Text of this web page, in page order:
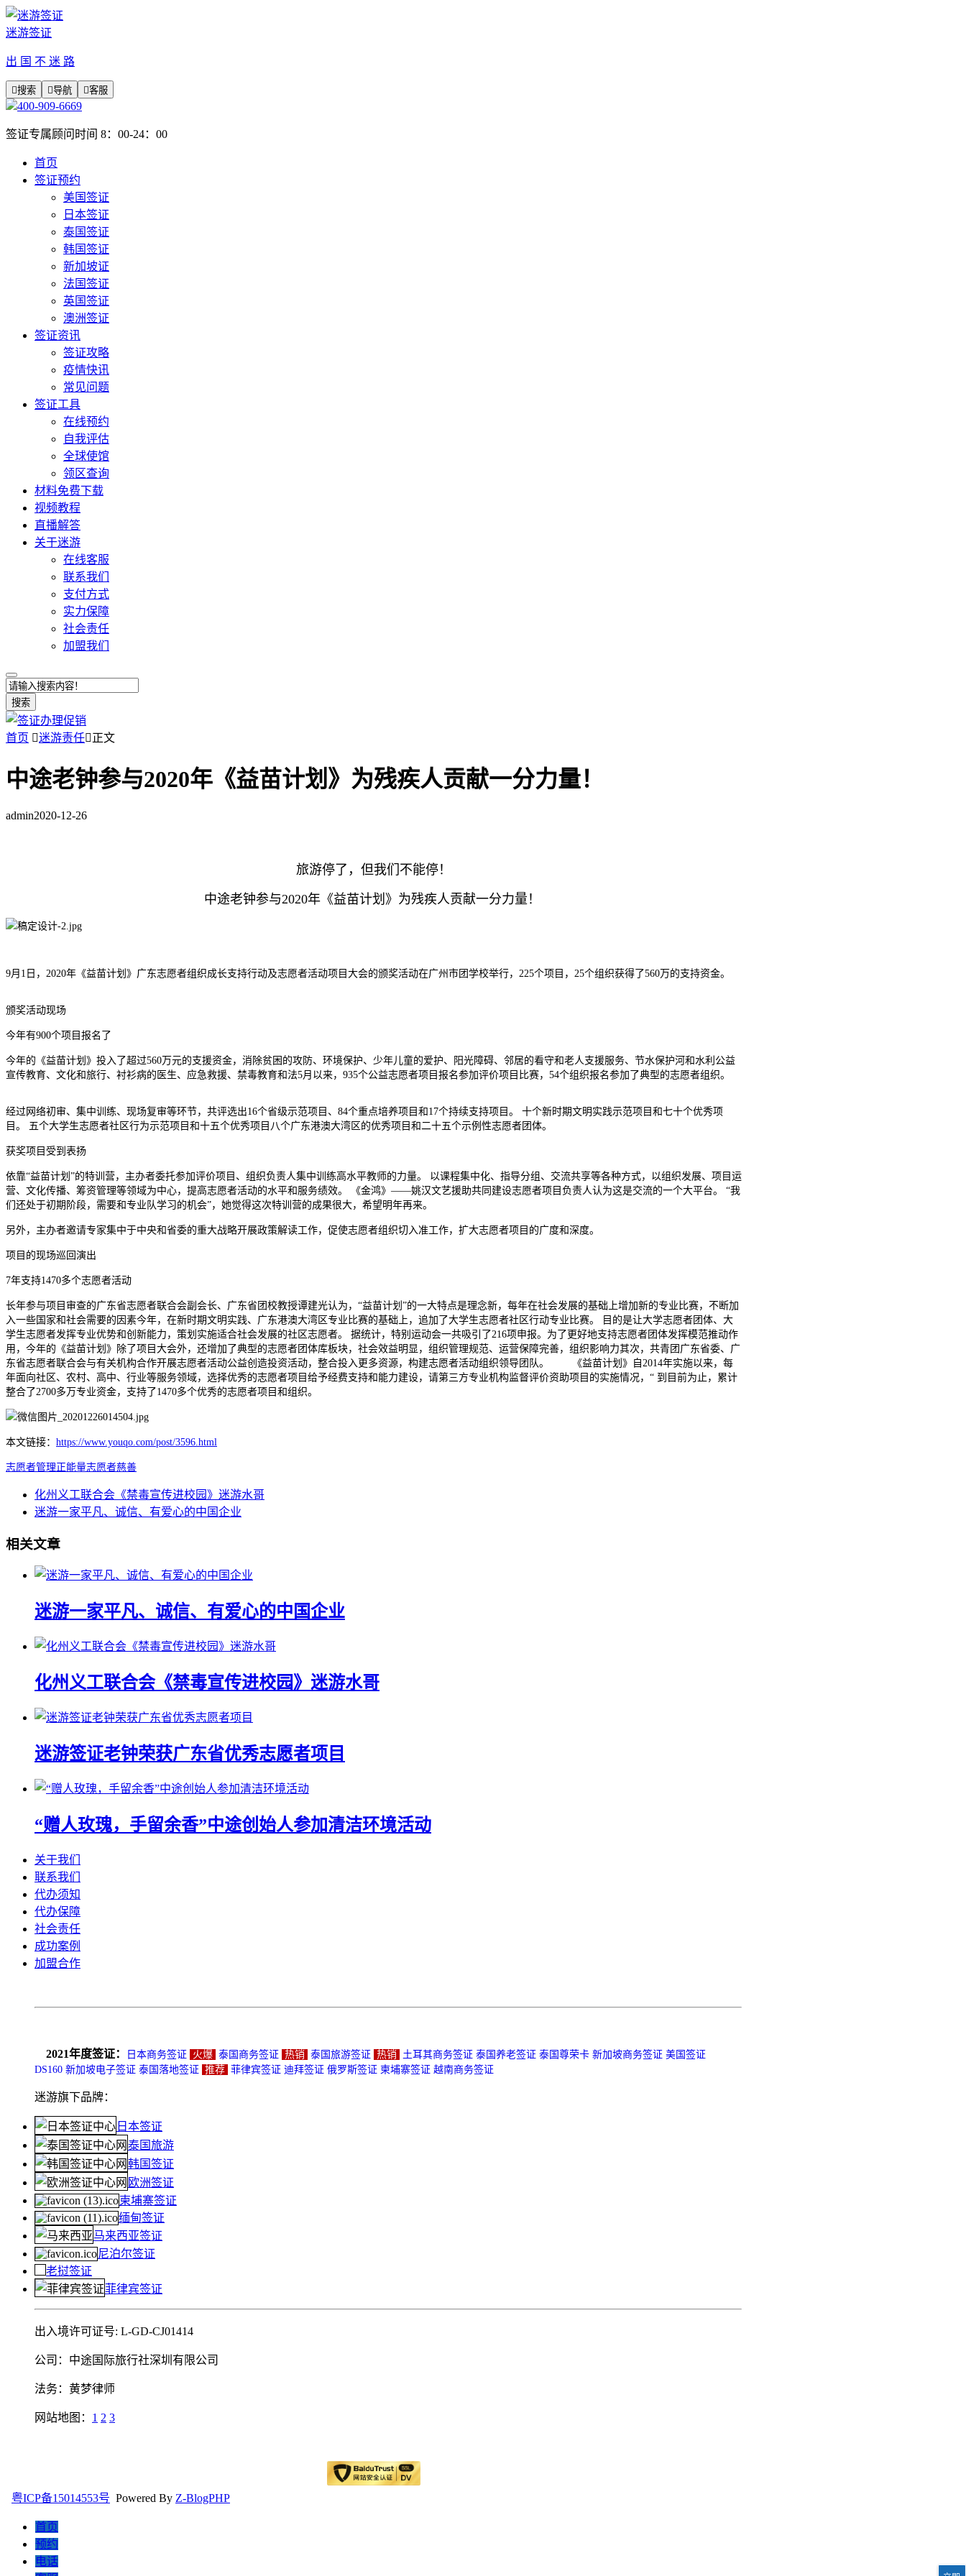
迷游签证
出 国 不 迷 路
搜索 导航 客服
400-909-6669
签证专属顾问时间 8：00-24：00
首页
签证预约
美国签证
日本签证
泰国签证
韩国签证
新加坡证
法国签证
英国签证
澳洲签证
签证资讯
签证攻略
疫情快讯
常见问题
签证工具
在线预约
自我评估
全球使馆
领区查询
材料免费下载
视频教程
直播解答
关于迷游
在线客服
联系我们
支付方式
实力保障
社会责任
加盟我们
搜索
首页 迷游责任正文
中途老钟参与2020年《益苗计划》为残疾人贡献一分力量！
admin2020-12-26
旅游停了，但我们不能停！
中途老钟参与2020年《益苗计划》为残疾人贡献一分力量！
9月1日，2020年《益苗计划》广东志愿者组织成长支持行动及志愿者活动项目大会的颁奖活动在广州市团学校举行，225个项目，25个组织获得了560万的支持资金。
颁奖活动现场
今年有900个项目报名了
今年的《益苗计划》投入了超过560万元的支援资金，消除贫困的攻防、环境保护、少年儿童的爱护、阳光障碍、邻居的看守和老人支援服务、节水保护河和水利公益
宣传教育、文化和旅行、衬衫病的医生、应急救援、禁毒教育和法5月以来，935个公益志愿者项目报名参加评价项目比赛，54个组织报名参加了典型的志愿者组织。
经过网络初审、集中训练、现场复审等环节，共评选出16个省级示范项目、84个重点培养项目和17个持续支持项目。 十个新时期文明实践示范项目和七十个优秀项
目。 五个大学生志愿者社区行为示范项目和十五个优秀项目八个广东港澳大湾区的优秀项目和二十五个示例性志愿者团体。
获奖项目受到表扬
依靠“益苗计划”的特训营，主办者委托参加评价项目、组织负责人集中训练高水平教师的力量。 以课程集中化、指导分组、交流共享等各种方式，以组织发展、项目运
营、文化传播、筹资管理等领域为中心，提高志愿者活动的水平和服务绩效。 《金鸿》——姚汉文艺援助共同建设志愿者项目负责人认为这是交流的一个大平台。 “我
们还处于初期阶段，需要和专业队学习的机会”，她觉得这次特训营的成果很大，希望明年再来。
另外，主办者邀请专家集中于中央和省委的重大战略开展政策解读工作，促使志愿者组织切入准工作，扩大志愿者项目的广度和深度。
项目的现场巡回演出
7年支持1470多个志愿者活动
长年参与项目审查的广东省志愿者联合会副会长、广东省团校教授谭建光认为，“益苗计划”的一大特点是理念新，每年在社会发展的基础上增加新的专业比赛，不断加
入一些国家和社会需要的因素今年，在新时期文明实践、广东港澳大湾区专业比赛的基础上，追加了大学生志愿者社区行动专业比赛。 目的是让大学志愿者团体、大
学生志愿者发挥专业优势和创新能力，策划实施适合社会发展的社区志愿者。 据统计，特别运动会一共吸引了216项申报。为了更好地支持志愿者团体发挥模范推动作
用，今年的《益苗计划》除了项目大会外，还增加了典型的志愿者团体库板块，社会效益明显，组织管理规范、运营保障完善，组织影响力其次，共青团广东省委、广
东省志愿者联合会与有关机构合作开展志愿者活动公益创造投资活动，整合投入更多资源，构建志愿者活动组织领导团队。 《益苗计划》自2014年实施以来，每
年面向社区、农村、高中、行业等服务领域，选择优秀的志愿者项目给予经费支持和能力建设，请第三方专业机构监督评价资助项目的实施情况，“ 到目前为止，累计
整合了2700多万专业资金，支持了1470多个优秀的志愿者项目和组织。
本文链接： https://www.youqo.com/post/3596.html
志愿者管理 正能量志愿者慈善
化州义工联合会《禁毒宣传进校园》迷游水哥
迷游一家平凡、诚信、有爱心的中国企业
相关文章
迷游一家平凡、诚信、有爱心的中国企业
化州义工联合会《禁毒宣传进校园》迷游水哥
迷游签证老钟荣获广东省优秀志愿者项目
“赠人玫瑰，手留余香”中途创始人参加清洁环境活动
关于我们
联系我们
代办须知
代办保障
社会责任
成功案例
加盟合作
2021年度签证： 日本商务签证 火爆 泰国商务签证 热销 泰国旅游签证 热销 土耳其商务签证 泰国养老签证 泰国尊荣卡 新加坡商务签证 美国签证
DS160 新加坡电子签证 泰国落地签证 推荐 菲律宾签证 迪拜签证 俄罗斯签证 柬埔寨签证 越南商务签证
迷游旗下品牌：
日本签证
泰国旅游
韩国签证
欧洲签证
柬埔寨签证
缅甸签证
马来西亚签证
尼泊尔签证
老挝签证
菲律宾签证
出入境许可证号: L-GD-CJ01414
公司：中途国际旅行社深圳有限公司
法务：黄梦律师
网站地图： 1 2 3
粤ICP备15014553号 Powered By Z-BlogPHP
首页
预约
电话